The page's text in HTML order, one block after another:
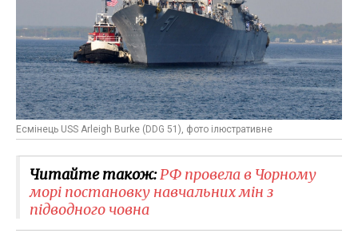
Есмінець USS Arleigh Burke (DDG 51), фото ілюстративне
Читайте також:РФ провела в Чорному
морі постановку навчальних мін з
підводного човна